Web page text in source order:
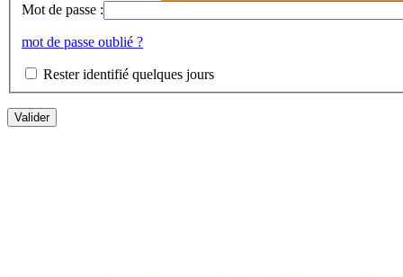
Mot de passe :
mot de passe oublié ?
Rester identifié quelques jours